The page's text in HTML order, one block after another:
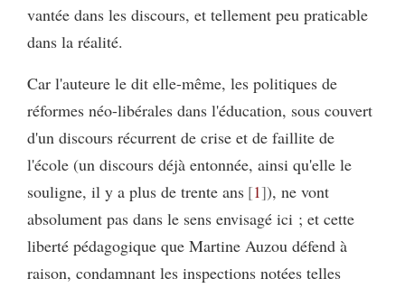
vantée dans les discours, et tellement peu praticable
dans la réalité.
Car l'auteure le dit elle-même, les politiques de
réformes néo-libérales dans l'éducation, sous couvert
d'un discours récurrent de crise et de faillite de
l'école (un discours déjà entonnée, ainsi qu'elle le
souligne, il y a plus de trente ans 1 ), ne vont
absolument pas dans le sens envisagé ici ; et cette
liberté pédagogique que Martine Auzou défend à
raison, condamnant les inspections notées telles